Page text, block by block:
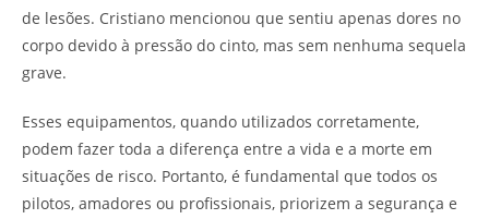
de lesões. Cristiano mencionou que sentiu apenas dores no
corpo devido à pressão do cinto, mas sem nenhuma sequela
grave.
Esses equipamentos, quando utilizados corretamente,
podem fazer toda a diferença entre a vida e a morte em
situações de risco. Portanto, é fundamental que todos os
pilotos, amadores ou profissionais, priorizem a segurança e